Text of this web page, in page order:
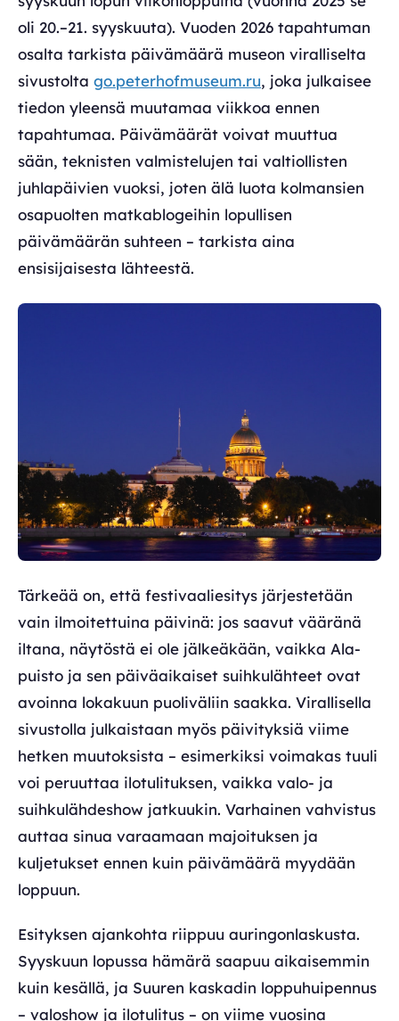
oli 20.–21. syyskuuta). Vuoden 2026 tapahtuman
osalta tarkista päivämäärä museon viralliselta
sivustolta go.peterhofmuseum.ru, joka julkaisee
tiedon yleensä muutamaa viikkoa ennen
tapahtumaa. Päivämäärät voivat muuttua
sään, teknisten valmistelujen tai valtiollisten
juhlapäivien vuoksi, joten älä luota kolmansien
osapuolten matkablogeihin lopullisen
päivämäärän suhteen – tarkista aina
ensisijaisesta lähteestä.
Tärkeää on, että festivaaliesitys järjestetään
vain ilmoitettuina päivinä: jos saavut vääränä
iltana, näytöstä ei ole jälkeäkään, vaikka Ala-
puisto ja sen päiväaikaiset suihkulähteet ovat
avoinna lokakuun puoliväliin saakka. Virallisella
sivustolla julkaistaan myös päivityksiä viime
hetken muutoksista – esimerkiksi voimakas tuuli
voi peruuttaa ilotulituksen, vaikka valo- ja
suihkulähdeshow jatkuukin. Varhainen vahvistus
auttaa sinua varaamaan majoituksen ja
kuljetukset ennen kuin päivämäärä myydään
loppuun.
Esityksen ajankohta riippuu auringonlaskusta.
Syyskuun lopussa hämärä saapuu aikaisemmin
kuin kesällä, ja Suuren kaskadin loppuhuipennus
– valoshow ja ilotulitus – on viime vuosina